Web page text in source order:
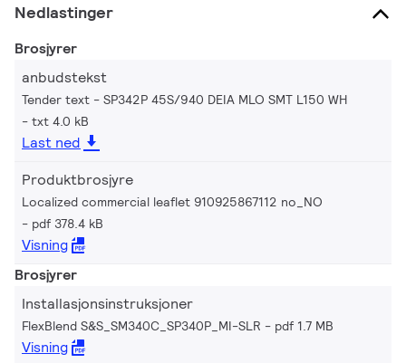
Nedlastinger
Brosjyrer
anbudstekst
Tender text - SP342P 45S/940 DEIA MLO SMT L150 WH
txt 4.0 kB
Last ned
Produktbrosjyre
Localized commercial leaflet 910925867112 no_NO
pdf 378.4 kB
Visning
Brosjyrer
Installasjonsinstruksjoner
FlexBlend S&S_SM340C_SP340P_MI-SLR pdf 1.7 MB
Visning